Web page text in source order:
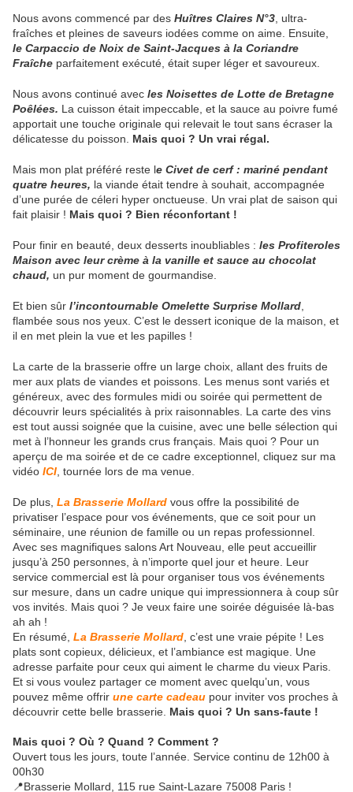
Nous avons commencé par des Huîtres Claires N°3 , ultra-
fraîches et pleines de saveurs iodées comme on aime. Ensuite,
le Carpaccio de Noix de Saint-Jacques à la Coriandre
Fraîche parfaitement exécuté, était super léger et savoureux.
Nous avons continué avec les Noisettes de Lotte de Bretagne
Poêlées. La cuisson était impeccable, et la sauce au poivre fumé
apportait une touche originale qui relevait le tout sans écraser la
délicatesse du poisson. Mais quoi ? Un vrai régal.
Mais mon plat préféré reste le Civet de cerf : mariné pendant
quatre heures, la viande était tendre à souhait, accompagnée
d’une purée de céleri hyper onctueuse. Un vrai plat de saison qui
fait plaisir ! Mais quoi ? Bien réconfortant !
Pour finir en beauté, deux desserts inoubliables : les Profiteroles
Maison avec leur crème à la vanille et sauce au chocolat
chaud, un pur moment de gourmandise.
Et bien sûr l’incontournable Omelette Surprise Mollard
flambée sous nos yeux. C’est le dessert iconique de la maison, et
il en met plein la vue et les papilles !
La carte de la brasserie offre un large choix, allant des fruits de
mer aux plats de viandes et poissons. Les menus sont variés et
généreux, avec des formules midi ou soirée qui permettent de
découvrir leurs spécialités à prix raisonnables. La carte des vins
est tout aussi soignée que la cuisine, avec une belle sélection qui
met à l’honneur les grands crus français. Mais quoi ? Pour un
aperçu de ma soirée et de ce cadre exceptionnel, cliquez sur ma
vidéo ICI , tournée lors de ma venue.
De plus, La Brasserie Mollard vous offre la possibilité de
privatiser l’espace pour vos événements, que ce soit pour un
séminaire, une réunion de famille ou un repas professionnel.
Avec ses magnifiques salons Art Nouveau, elle peut accueillir
jusqu’à 250 personnes, à n’importe quel jour et heure. Leur
service commercial est là pour organiser tous vos événements
sur mesure, dans un cadre unique qui impressionnera à coup sûr
vos invités. Mais quoi ? Je veux faire une soirée déguisée là-bas
ah ah !
En résumé, La Brasserie Mollard , c’est une vraie pépite ! Les
plats sont copieux, délicieux, et l’ambiance est magique. Une
adresse parfaite pour ceux qui aiment le charme du vieux Paris.
Et si vous voulez partager ce moment avec quelqu’un, vous
pouvez même offrir une carte cadeau pour inviter vos proches à
découvrir cette belle brasserie. Mais quoi ? Un sans-faute !
Mais quoi ? Où ? Quand ? Comment ?
Ouvert tous les jours, toute l’année. Service continu de 12h00 à
00h30
📍Brasserie Mollard, 115 rue Saint-Lazare 75008 Paris !